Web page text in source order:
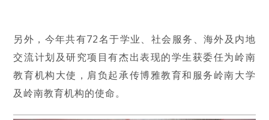
另外，今年共有72名于学业、社会服务、海外及内地
交流计划及研究项目有杰出表现的学生获委任为岭南
教育机构大使，肩负起承传博雅教育和服务岭南大学
及岭南教育机构的使命。